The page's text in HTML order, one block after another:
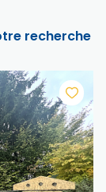
recherche